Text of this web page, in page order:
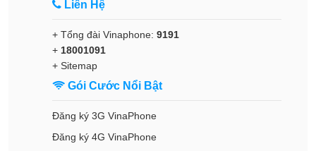
Liên Hệ
+ Tổng đài Vinaphone: 9191
+ 18001091
+ Sitemap
Gói Cước Nổi Bật
Đăng ký 3G VinaPhone
Đăng ký 4G VinaPhone